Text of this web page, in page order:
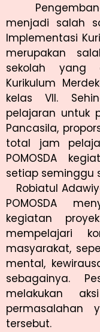
menjadi salah
Implementasi
merupakan
sekolah yang
Kurikulum
kelas VII.
pelajaran untuk
Pancasila,
total jam
POMOSDA
setiap seminggu
Robiatul
POMOSDA
kegiatan
mempelajari
masyarakat,
mental,
sebagainya.
melakukan
permasalahan
tersebut.